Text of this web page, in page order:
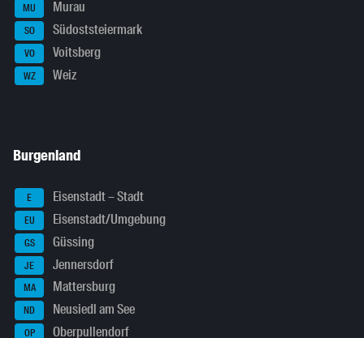
MU Murau
SO Südoststeiermark
VO Voitsberg
WZ Weiz
Burgenland
E Eisenstadt – Stadt
EU Eisenstadt/Umgebung
GS Güssing
JE Jennersdorf
MA Mattersburg
ND Neusiedl am See
OP Oberpullendorf